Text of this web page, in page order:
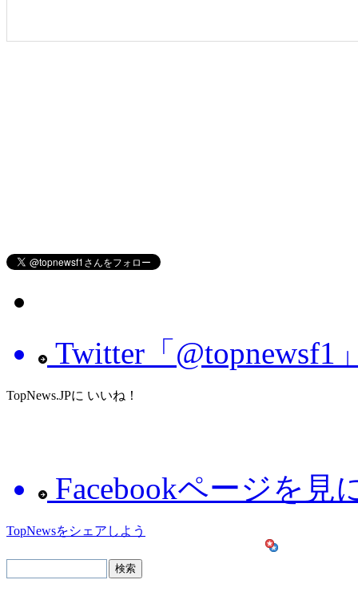
Twitter「@topnewsf1
TopNews.JPに いいね！
Facebookページを見
TopNewsをシェアしよう